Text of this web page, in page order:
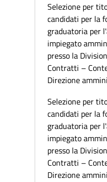
Selezione per
candidati per la
graduatoria per
impiegato
presso la
Contratti –
Direzione
Selezione per
candidati per la
graduatoria per
impiegato
presso la
Contratti –
Direzione